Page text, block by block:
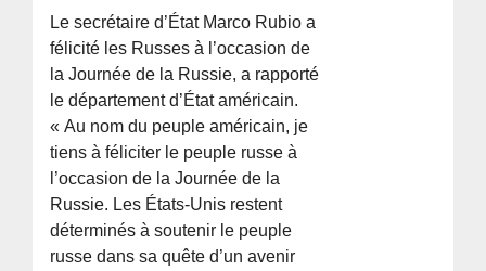
Le secrétaire d’État Marco Rubio a
félicité les Russes à l’occasion de
la Journée de la Russie, a rapporté
le département d’État américain.
« Au nom du peuple américain, je
tiens à féliciter le peuple russe à
l’occasion de la Journée de la
Russie. Les États-Unis restent
déterminés à soutenir le peuple
russe dans sa quête d’un avenir